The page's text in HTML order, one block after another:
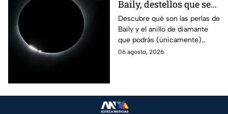
Baily, destellos que se
podrán ver
ÚNICAMENTE durante
el eclipse solar 2026 del
12 de agosto?
Descubre qué son las perlas de
Baily y el anillo de diamante
que podrás (únicamente)
observar durante el eclipse
06 agosto, 2026